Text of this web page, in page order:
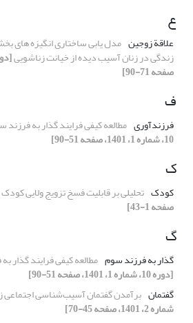
ع
علاقة زوجین مدل یابی ساختاری انگیزه های
زندگی در زنان آسیب دیده از خیانت زناشویی
صفحه 71-90]
ف
فرزندآوری مطالعه کیفی فرایند گذار به
10، شماره 1، 1401، صفحه 51-90]
ک
کودک تحلیلی بر قابلیت فسخ تزویج ولایی کودک
صفحه 1-43]
گ
گذار به فرزند سوم مطالعه کیفی فرایند گذار
[دوره 10، شماره 1، 1401، صفحه 51-90]
گفتمان برآمدن گفتمان آسیب‌شناسی اجتماعی
شماره 2، 1401، صفحه 45-70]